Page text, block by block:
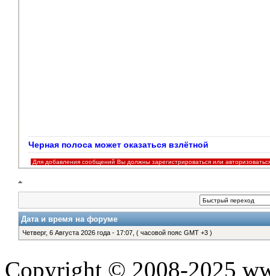
Черная полоса может оказаться взлётной
Для добавления сообщений Вы должны зарегистрироваться или
Дата и время на форуме
Четверг, 6 Августа 2026 года - 17:07, ( часовой пояс GMT +3 )
Copyright © 2008-2025